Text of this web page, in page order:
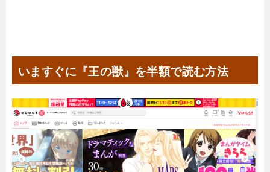
いますぐに『王の獣』を半額で読む方法